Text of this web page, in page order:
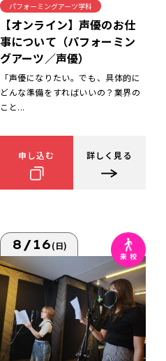
パフォーミングアーツ学科
【オンライン】声優のお仕
事について（パフォーミン
グアーツ／声優）
「声優になりたい。でも、具体的に
どんな準備をすればいいの？業界の
こと...
申し込む 詳しく見る
8/16(日)